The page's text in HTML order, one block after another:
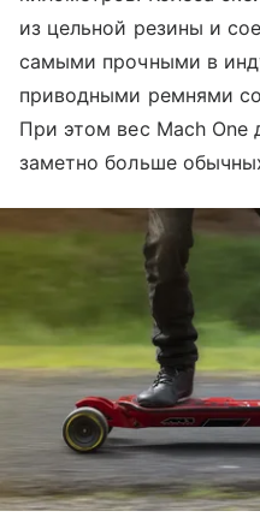
из цельной резины и
самыми прочными в
приводными ремнями
При этом вес Mach One
заметно больше